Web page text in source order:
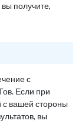
получите,
с
Если при
вашей стороны
вы